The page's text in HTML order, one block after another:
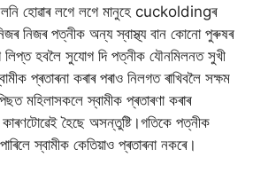
হোৱাৰ লগে লগে মানুহে cuckoldingৰ
নিজৰ পত্নীক অন্য স্বাস্থ্য বান কোনো পুৰুষৰ
হবলৈ সুযোগ দি পত্নীক যৌনমিলনত সুখী
প্ৰতাৰনা কৰাৰ পৰাও নিলগত ৰাখিবলৈ সক্ষম
মহিলাসকলে স্বামীক প্ৰতাৰণা কৰাৰ
হৈছে অসন্তুষ্টি।গতিকে পত্নীক
স্বামীক কেতিয়াও প্ৰতাৰনা নকৰে।